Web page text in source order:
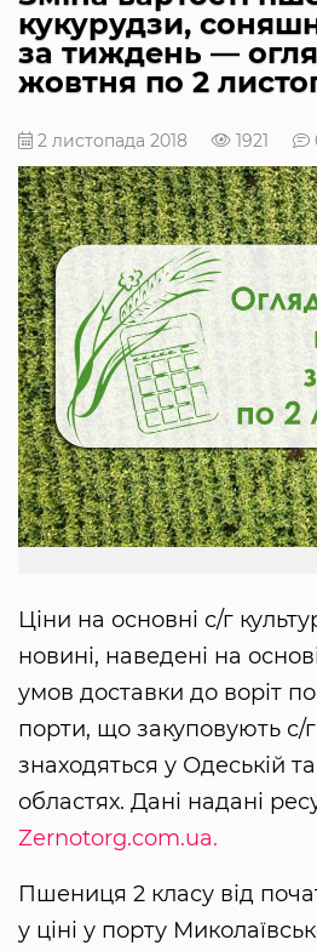
кукурудзи,
за тиждень —
жовтня по 2
2 листопада 2018 1921
Ціни на основні с/г
новині, наведені на
умов доставки до воріт
порти, що закуповують с/г
знаходяться у Одеській
областях. Дані надані
Zernotorg.com.ua.
Пшениця 2 класу від
у ціні у порту